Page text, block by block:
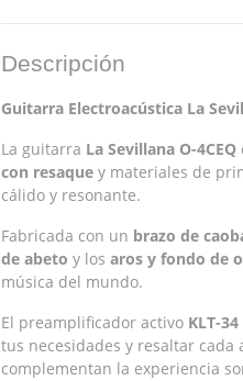
Descripción
Guitarra Electroacústica La
La guitarra La Sevillana O-4CEQ
con resaque y materiales de
cálido y resonante.
Fabricada con un brazo de
de abeto y los aros y fondo de
música del mundo.
El preamplificador activo KLT-34
tus necesidades y resaltar
complementan la experiencia